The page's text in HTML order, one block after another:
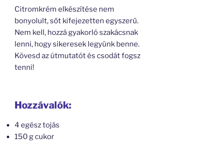
Citromkrém elkészítése nem
bonyolult, sőt kifejezetten egyszerű.
Nem kell, hozzá gyakorló szakácsnak
lenni, hogy sikeresek legyünk benne.
Kövesd az útmutatót és csodát fogsz
tenni!
Hozzávalók:
4 egész tojás
150 g cukor